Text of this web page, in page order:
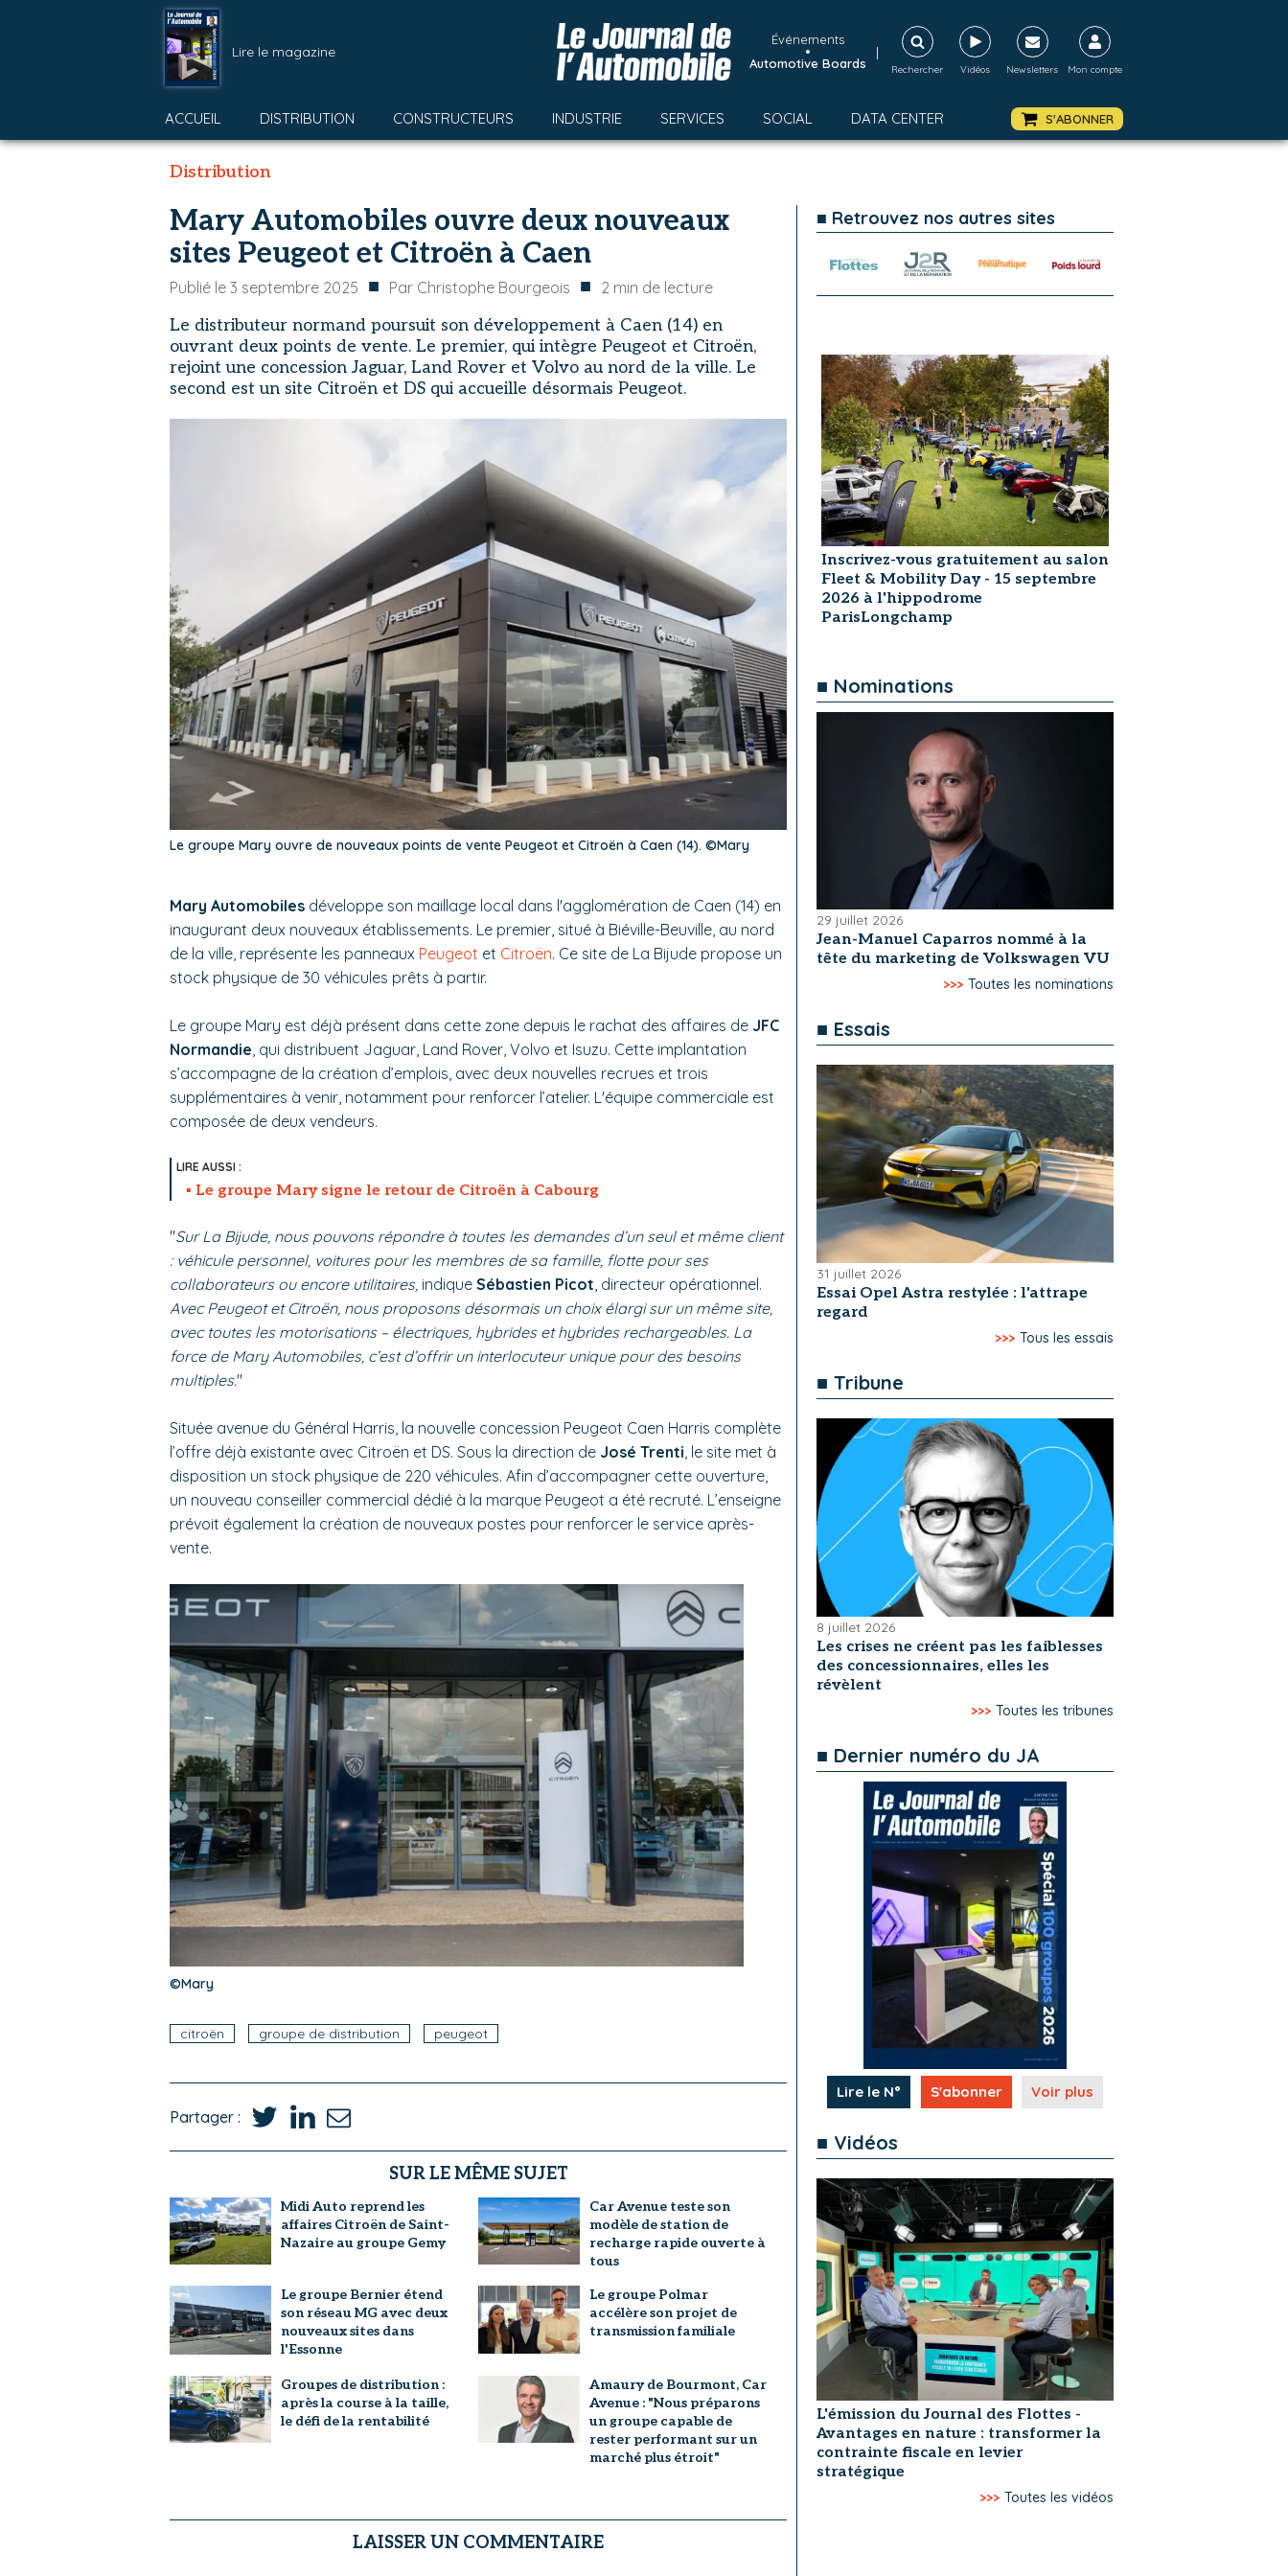
Lire le magazine
Événements
•
Automotive Boards
|
Rechercher Vidéos Newsletters Mon compte
ACCUEIL DISTRIBUTION CONSTRUCTEURS INDUSTRIE SERVICES SOCIAL DATA CENTER S'ABONNER
Distribution
Mary Automobiles ouvre deux nouveaux
sites Peugeot et Citroën à Caen
Publié le 3 septembre 2025 ■ Par Christophe Bourgeois ■ 2 min de lecture
Le distributeur normand poursuit son développement à Caen (14) en
ouvrant deux points de vente. Le premier, qui intègre Peugeot et Citroën,
rejoint une concession Jaguar, Land Rover et Volvo au nord de la ville. Le
second est un site Citroën et DS qui accueille désormais Peugeot.
Le groupe Mary ouvre de nouveaux points de vente Peugeot et Citroën à Caen (14). ©Mary
Mary Automobiles développe son maillage local dans l'agglomération de Caen (14) en
inaugurant deux nouveaux établissements. Le premier, situé à Biéville-Beuville, au nord
de la ville, représente les panneaux Peugeot et Citroën. Ce site de La Bijude propose un
stock physique de 30 véhicules prêts à partir.
Le groupe Mary est déjà présent dans cette zone depuis le rachat des affaires de JFC
Normandie, qui distribuent Jaguar, Land Rover, Volvo et Isuzu. Cette implantation
s’accompagne de la création d’emplois, avec deux nouvelles recrues et trois
supplémentaires à venir, notamment pour renforcer l’atelier. L'équipe commerciale est
composée de deux vendeurs.
Le groupe Mary signe le retour de Citroën à Cabourg
"Sur La Bijude, nous pouvons répondre à toutes les demandes d’un seul et même client
: véhicule personnel, voitures pour les membres de sa famille, flotte pour ses
collaborateurs ou encore utilitaires, indique Sébastien Picot, directeur opérationnel.
Avec Peugeot et Citroën, nous proposons désormais un choix élargi sur un même site,
avec toutes les motorisations – électriques, hybrides et hybrides rechargeables. La
force de Mary Automobiles, c’est d’offrir un interlocuteur unique pour des besoins
multiples."
Située avenue du Général Harris, la nouvelle concession Peugeot Caen Harris complète
l’offre déjà existante avec Citroën et DS. Sous la direction de José Trenti, le site met à
disposition un stock physique de 220 véhicules. Afin d’accompagner cette ouverture,
un nouveau conseiller commercial dédié à la marque Peugeot a été recruté. L’enseigne
prévoit également la création de nouveaux postes pour renforcer le service après-
vente.
©Mary
citroën groupe de distribution peugeot
Partager :
SUR LE MÊME SUJET
Midi Auto reprend les
affaires Citroën de Saint-
Nazaire au groupe Gemy
Car Avenue teste son
modèle de station de
recharge rapide ouverte à
tous
Le groupe Bernier étend
son réseau MG avec deux
nouveaux sites dans
l'Essonne
Le groupe Polmar
accélère son projet de
transmission familiale
Groupes de distribution :
après la course à la taille,
le défi de la rentabilité
Amaury de Bourmont, Car
Avenue : "Nous préparons
un groupe capable de
rester performant sur un
marché plus étroit"
LAISSER UN COMMENTAIRE
■ Retrouvez nos autres sites
Inscrivez-vous gratuitement au salon
Fleet & Mobility Day - 15 septembre
2026 à l'hippodrome
ParisLongchamp
■ Nominations
29 juillet 2026
Jean-Manuel Caparros nommé à la
tête du marketing de Volkswagen VU
>>> Toutes les nominations
■ Essais
31 juillet 2026
Essai Opel Astra restylée : l'attrape
regard
>>> Tous les essais
■ Tribune
8 juillet 2026
Les crises ne créent pas les faiblesses
des concessionnaires, elles les
révèlent
>>> Toutes les tribunes
■ Dernier numéro du JA
Lire le N° S'abonner Voir plus
■ Vidéos
L'émission du Journal des Flottes -
Avantages en nature : transformer la
contrainte fiscale en levier
stratégique
>>> Toutes les vidéos